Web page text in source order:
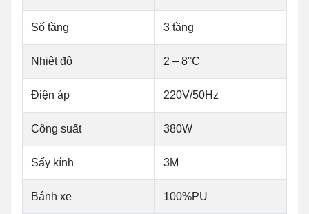
Số tầng 3 tầng
Nhiệt độ 2 – 8°C
Điện áp 220V/50Hz
Công suất 380W
Sấy kính 3M
Bánh xe 100%PU